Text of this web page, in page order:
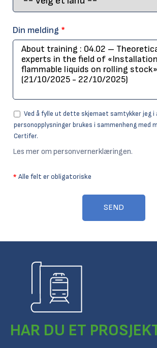
Din melding *
Ved å fylle ut dette skjemaet samtykker jeg i
personopplysninger brukes i sammenheng med
Certifer.
Les mer om personvernerklæringen.
* Alle felt er obligatoriske
HAR DU ET